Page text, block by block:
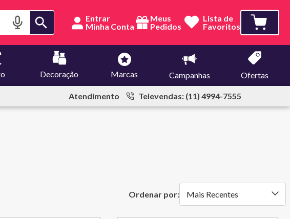
Entrar
Meus
Pedidos
Lista de
Favoritos
Decoração Marcas Campanhas Ofertas
Atendimento Televendas: (11) 4994-7555
Mais Recentes